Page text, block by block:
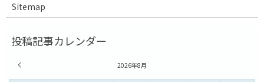
Sitemap
2026年8月